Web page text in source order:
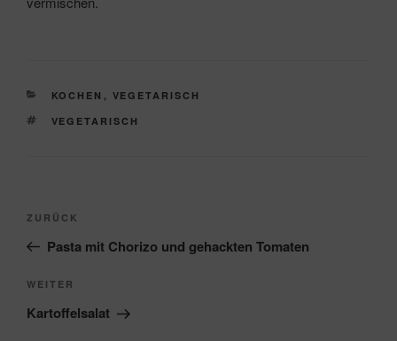
KATEGORIEN
KOCHEN , VEGETARISCH
SCHLAGWÖRTER
VEGETARISCH
Beitragsnavigation
Vorheriger
Beitrag
ZURÜCK
Pasta mit Chorizo und gehackten Tomaten
Nächster
Beitrag
WEITER
Kartoffelsalat